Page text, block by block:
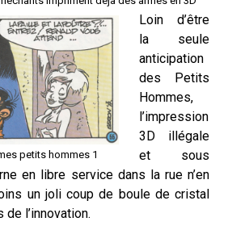
petits hommes 1
Loin d’être
la seule
anticipation
des Petits
Hommes,
l’impression
3D illégale
et sous
en libre service dans la rue n’en
un joli coup de boule de cristal
de l’innovation.